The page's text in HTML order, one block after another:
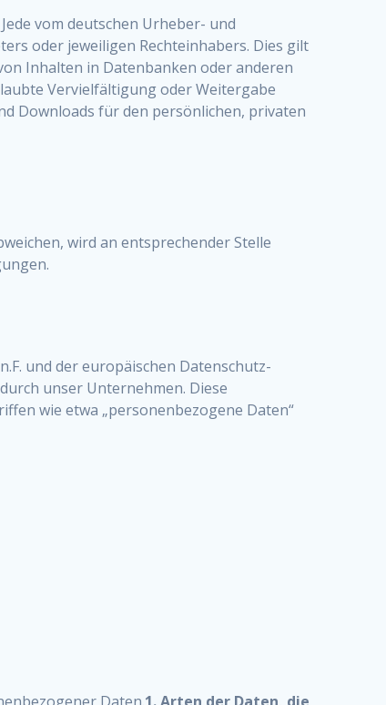
vom deutschen Urheber- und
oder jeweiligen Rechteinhabers. Dies gilt
Inhalten in Datenbanken oder anderen
Vervielfältigung oder Weitergabe
Downloads für den persönlichen, privaten
wird an entsprechender Stelle
und der europäischen Datenschutz-
unser Unternehmen. Diese
wie etwa „personenbezogene Daten“